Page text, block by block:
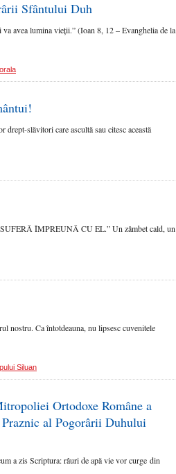
Sfântului Duh
avea lumina vieții.” (Ioan 8, 12 – Evanghelia de la
slăvitori care ascultă sau citesc această
ÎMPREUNĂ CU EL.” Un zâmbet cald, un
nostru. Ca întotdeauna, nu lipsesc cuvenitele
Siluan
Ortodoxe Române a
al Pogorârii Duhului
a zis Scriptura: râuri de apă vie vor curge din